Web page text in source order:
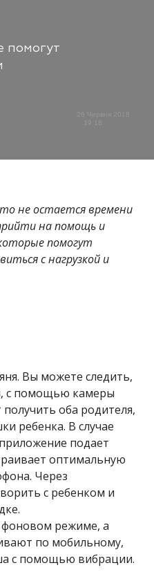
помогут
19:18
не остается времени
на помощь и
помогут
с нагрузкой и
Вы можете следить,
с помощью камеры
оба родителя,
ребенка. В случае
подает
оптимальную
Через
с ребенком и
режиме, а
по мобильному,
с помощью вибрации.